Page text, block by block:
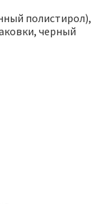
полистирол),
черный